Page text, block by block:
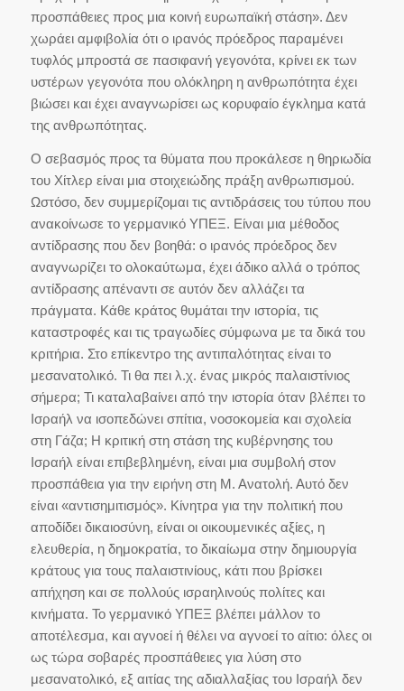
προσπάθειες προς μια κοινή ευρωπαϊκή στάση». Δεν
χωράει αμφιβολία ότι ο ιρανός πρόεδρος παραμένει
τυφλός μπροστά σε πασιφανή γεγονότα, κρίνει εκ των
υστέρων γεγονότα που ολόκληρη η ανθρωπότητα έχει
βιώσει και έχει αναγνωρίσει ως κορυφαίο έγκλημα κατά
της ανθρωπότητας.
Ο σεβασμός προς τα θύματα που προκάλεσε η θηριωδία
του Χίτλερ είναι μια στοιχειώδης πράξη ανθρωπισμού.
Ωστόσο, δεν συμμερίζομαι τις αντιδράσεις του τύπου που
ανακοίνωσε το γερμανικό ΥΠΕΞ. Είναι μια μέθοδος
αντίδρασης που δεν βοηθά: ο ιρανός πρόεδρος δεν
αναγνωρίζει το ολοκαύτωμα, έχει άδικο αλλά ο τρόπος
αντίδρασης απέναντι σε αυτόν δεν αλλάζει τα
πράγματα. Κάθε κράτος θυμάται την ιστορία, τις
καταστροφές και τις τραγωδίες σύμφωνα με τα δικά του
κριτήρια. Στο επίκεντρο της αντιπαλότητας είναι το
μεσανατολικό. Τι θα πει λ.χ. ένας μικρός παλαιστίνιος
σήμερα; Τι καταλαβαίνει από την ιστορία όταν βλέπει το
Ισραήλ να ισοπεδώνει σπίτια, νοσοκομεία και σχολεία
στη Γάζα; Η κριτική στη στάση της κυβέρνησης του
Ισραήλ είναι επιβεβλημένη, είναι μια συμβολή στον
προσπάθεια για την ειρήνη στη Μ. Ανατολή. Αυτό δεν
είναι «αντισημιτισμός». Κίνητρα για την πολιτική που
αποδίδει δικαιοσύνη, είναι οι οικουμενικές αξίες, η
ελευθερία, η δημοκρατία, το δικαίωμα στην δημιουργία
κράτους για τους παλαιστινίους, κάτι που βρίσκει
απήχηση και σε πολλούς ισραηλινούς πολίτες και
κινήματα. Το γερμανικό ΥΠΕΞ βλέπει μάλλον το
αποτέλεσμα, και αγνοεί ή θέλει να αγνοεί το αίτιο: όλες οι
ως τώρα σοβαρές προσπάθειες για λύση στο
μεσανατολικό, εξ αιτίας της αδιαλλαξίας του Ισραήλ δεν